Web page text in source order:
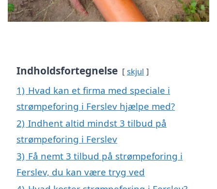
Indholdsfortegnelse skjul
1) Hvad kan et firma med speciale i
strømpeforing i Ferslev hjælpe med?
2) Indhent altid mindst 3 tilbud på
strømpeforing i Ferslev
3) Få nemt 3 tilbud på strømpeforing i
Ferslev, du kan være tryg ved